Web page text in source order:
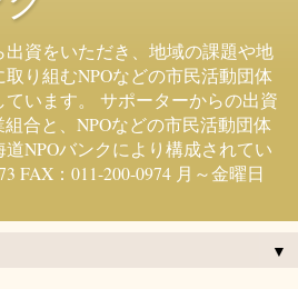
資をいただき、地域の課題や地
り組むNPOなどの市民活動団体
います。 サポーターからの出資
合と、NPOなどの市民活動団体
NPOバンクにより構成されてい
FAX：011-200-0974 月～金曜日
▼